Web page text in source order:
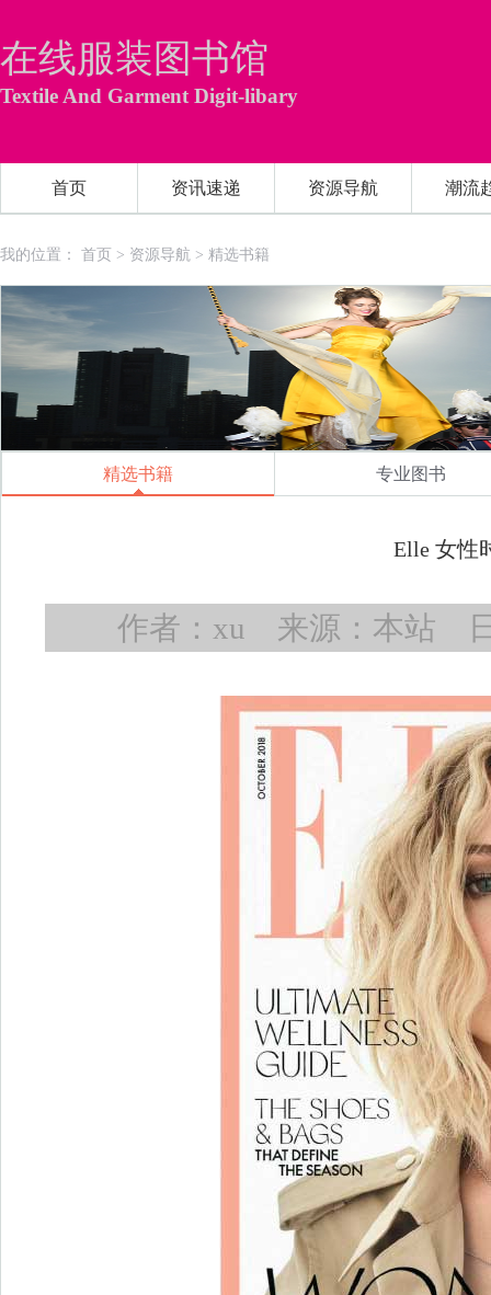
在线服装图书馆
Textile And Garment Digit-libary
首页 资讯速递 资源导航 潮流
我的位置： 首页 > 资源导航 > 精选书籍
精选书籍 专业图书
Elle 女性
作者：xu 来源：本站